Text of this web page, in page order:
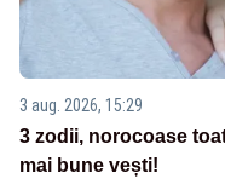
3 aug. 2026, 15:29
3 zodii, norocoase
mai bune vești!